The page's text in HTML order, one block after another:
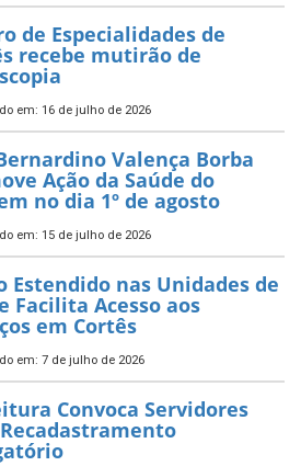
de Especialidades de
recebe mutirão de
em: 16 de julho de 2026
Valença Borba
Ação da Saúde do
no dia 1º de agosto
em: 15 de julho de 2026
Estendido nas Unidades de
Facilita Acesso aos
em Cortês
em: 7 de julho de 2026
Convoca Servidores